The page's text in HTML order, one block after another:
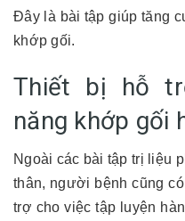
Đây là bài tập giúp tăng
khớp gối.
Thiết bị hỗ
năng khớp gối
Ngoài các bài tập trị liệu
thân, người bệnh cũng
trợ cho việc tập luyện